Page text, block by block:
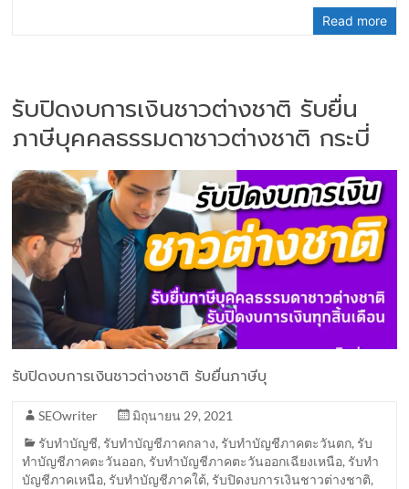
Read more
รับปิดงบการเงินชาวต่างชาติ รับยื่น
ภาษีบุคคลธรรมดาชาวต่างชาติ กระบี่
รับปิดงบการเงินชาวต่างชาติ รับยื่นภาษีบุ
SEOwriter
มิถุนายน 29, 2021
รับทำบัญชี, รับทำบัญชีภาคกลาง, รับทำบัญชีภาคตะวันตก, รับ
ทำบัญชีภาคตะวันออก, รับทำบัญชีภาคตะวันออกเฉียงเหนือ, รับทำ
บัญชีภาคเหนือ, รับทำบัญชีภาคใต้, รับปิดงบการเงินชาวต่างชาติ,